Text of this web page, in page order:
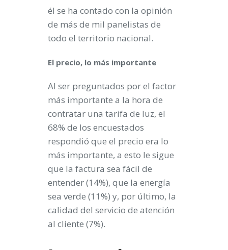
él se ha contado con la opinión
de más de mil panelistas de
todo el territorio nacional.
El precio, lo más importante
Al ser preguntados por el factor
más importante a la hora de
contratar una tarifa de luz, el
68% de los encuestados
respondió que el precio era lo
más importante, a esto le sigue
que la factura sea fácil de
entender (14%), que la energía
sea verde (11%) y, por último, la
calidad del servicio de atención
al cliente (7%).